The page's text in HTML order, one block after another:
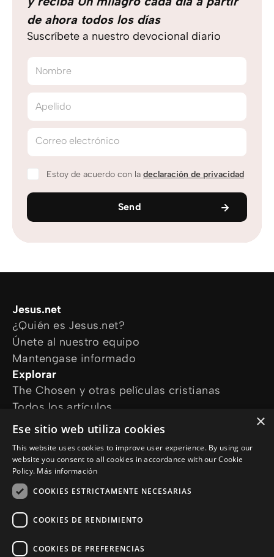
de ahora todos los días
Suscríbete a nuestro devocional diario
Nombre
Apellido
Correo electrónico
Estoy de acuerdo con la declaración de privacidad
Send
Jesus.net
¿Quién es Jesus.net?
Únete al nuestro equipo
Mantengase informado
Explorar
The Chosen y otras películas cristianas
Todos los artículos
Cursos online
¿Cómo podemos ayudarte?
Devocional diario
Necesito oración
Síguenos en
×
Ese sitio web utiliza cookies
This website uses cookies to improve user experience. By using our
website you consent to all cookies in accordance with our Cookie
Policy. Más información
COOKIES ESTRICTAMENTE NECESARIAS
COOKIES DE RENDIMIENTO
COOKIES DE PREFERENCIAS